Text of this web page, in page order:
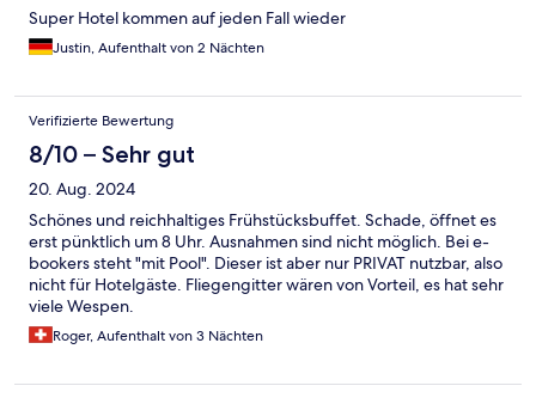
Super Hotel kommen auf jeden Fall wieder
Justin, Aufenthalt von 2 Nächten
Verifizierte Bewertung
8/10 – Sehr gut
20. Aug. 2024
Schönes und reichhaltiges Frühstücksbuffet. Schade, öffnet es
erst pünktlich um 8 Uhr. Ausnahmen sind nicht möglich. Bei e-
bookers steht "mit Pool". Dieser ist aber nur PRIVAT nutzbar, also
nicht für Hotelgäste. Fliegengitter wären von Vorteil, es hat sehr
viele Wespen.
Roger, Aufenthalt von 3 Nächten